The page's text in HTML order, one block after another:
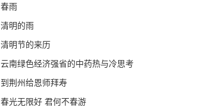
春雨
清明的雨
清明节的来历
云南绿色经济强省的中药热与冷思考
到荆州给恩师拜寿
春光无限好 君何不春游